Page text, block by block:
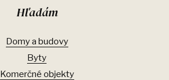
Hľadám
Domy a budovy
Byty
Komerčné objekty